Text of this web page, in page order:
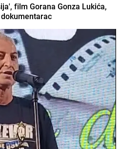
film Gorana Gonza Lukića,